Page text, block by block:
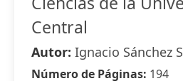
Central
Autor: Ignacio Sánchez
Número de Páginas: 194